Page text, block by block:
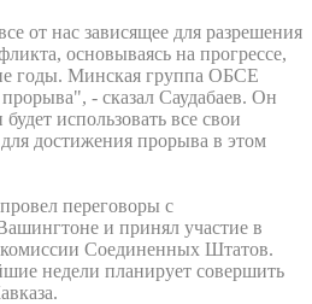
от нас зависящее для разрешения
основываясь на прогрессе,
годы. Минская группа ОБСЕ
- сказал Саудабаев. Он
использовать все свои
достижения прорыва в этом
переговоры с
и принял участие в
Соединенных Штатов.
недели планирует совершить